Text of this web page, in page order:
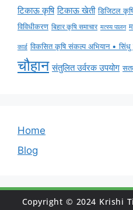
टिकाऊ कृषि टिकाऊ खेती डिजिटल
विविधीकरण बिहार कृषि समाचार मत्स्य पालन
कार्ड विकसित कृषि संकल्प अभियान • सिंधु
चौहान संतुलित उर्वरक उपयोग
Home
Blog
Copyright © 2024 Krishi